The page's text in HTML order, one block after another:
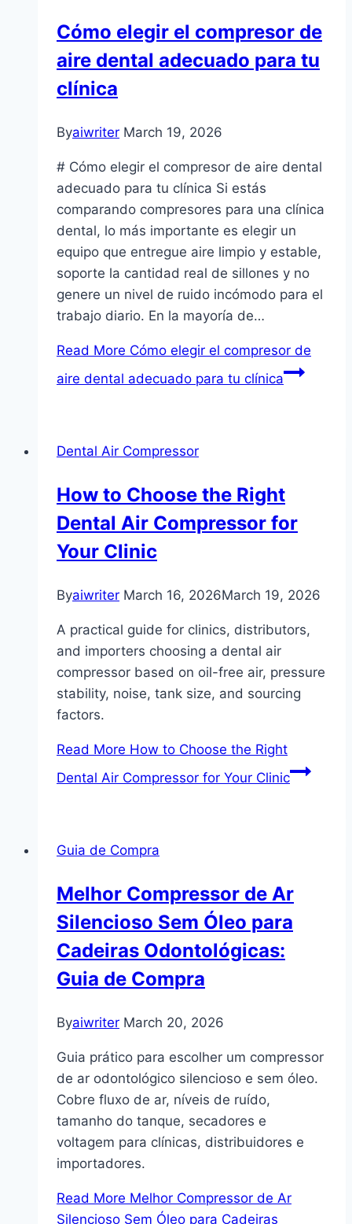
Cómo elegir el compresor de
aire dental adecuado para tu
clínica
Byaiwriter March 19, 2026
# Cómo elegir el compresor de aire dental
adecuado para tu clínica Si estás
comparando compresores para una clínica
dental, lo más importante es elegir un
equipo que entregue aire limpio y estable,
soporte la cantidad real de sillones y no
genere un nivel de ruido incómodo para el
trabajo diario. En la mayoría de…
Read More Cómo elegir el compresor de
aire dental adecuado para tu clínica
Dental Air Compressor
How to Choose the Right
Dental Air Compressor for
Your Clinic
Byaiwriter March 16, 2026March 19, 2026
A practical guide for clinics, distributors,
and importers choosing a dental air
compressor based on oil-free air, pressure
stability, noise, tank size, and sourcing
factors.
Read More How to Choose the Right
Dental Air Compressor for Your Clinic
Guia de Compra
Melhor Compressor de Ar
Silencioso Sem Óleo para
Cadeiras Odontológicas:
Guia de Compra
Byaiwriter March 20, 2026
Guia prático para escolher um compressor
de ar odontológico silencioso e sem óleo.
Cobre fluxo de ar, níveis de ruído,
tamanho do tanque, secadores e
voltagem para clínicas, distribuidores e
importadores.
Read More Melhor Compressor de Ar
Silencioso Sem Óleo para Cadeiras